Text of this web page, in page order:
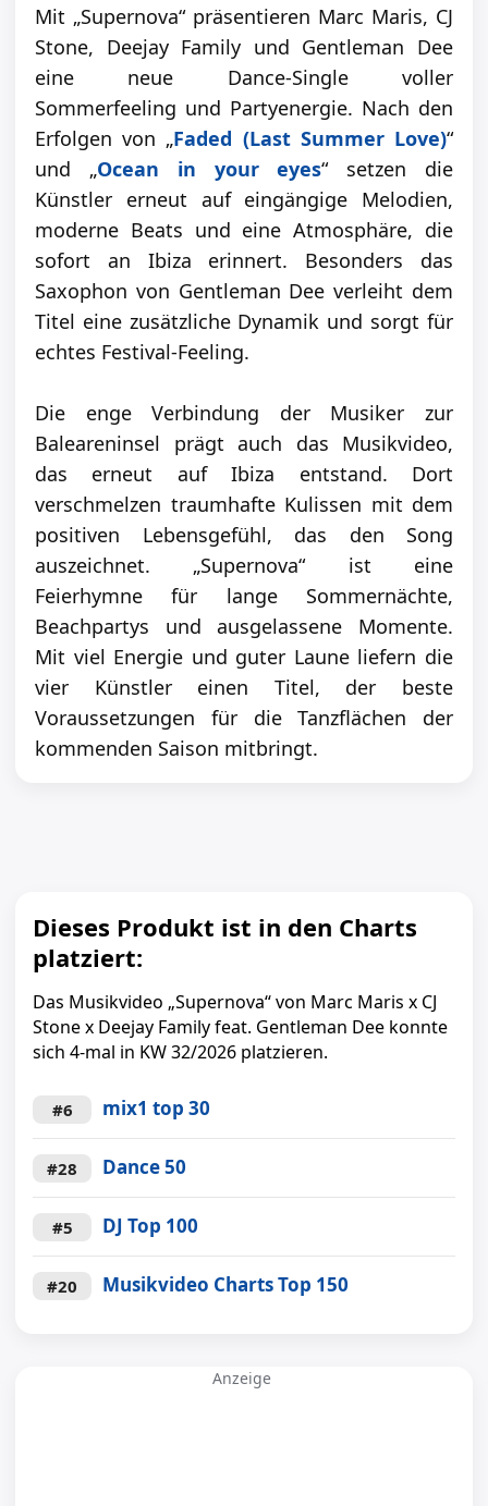
Mit „Supernova“ präsentieren Marc Maris, CJ
Stone, Deejay Family und Gentleman Dee
eine neue Dance-Single voller
Sommerfeeling und Partyenergie. Nach den
Erfolgen von „Faded (Last Summer Love)“
und „Ocean in your eyes“ setzen die
Künstler erneut auf eingängige Melodien,
moderne Beats und eine Atmosphäre, die
sofort an Ibiza erinnert. Besonders das
Saxophon von Gentleman Dee verleiht dem
Titel eine zusätzliche Dynamik und sorgt für
echtes Festival-Feeling.
Die enge Verbindung der Musiker zur
Baleareninsel prägt auch das Musikvideo,
das erneut auf Ibiza entstand. Dort
verschmelzen traumhafte Kulissen mit dem
positiven Lebensgefühl, das den Song
auszeichnet. „Supernova“ ist eine
Feierhymne für lange Sommernächte,
Beachpartys und ausgelassene Momente.
Mit viel Energie und guter Laune liefern die
vier Künstler einen Titel, der beste
Voraussetzungen für die Tanzflächen der
kommenden Saison mitbringt.
Dieses Produkt ist in den Charts
platziert:
Das Musikvideo „Supernova“ von Marc Maris x CJ
Stone x Deejay Family feat. Gentleman Dee konnte
sich 4-mal in KW 32/2026 platzieren.
#6 mix1 top 30
#28 Dance 50
#5 DJ Top 100
#20 Musikvideo Charts Top 150
Anzeige